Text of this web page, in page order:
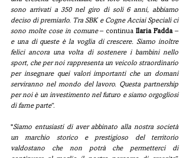
sono arrivati a 350 nel giro di soli 6 anni, abbiamo
deciso di premiarlo. Tra SBK e Cogne Acciai Speciali ci
sono molte cose in comune – continua Ilaria Fadda
e una di queste è la voglia di crescere. Siamo inoltre
felici ancora una volta di sostenere i bambini nello
sport, che per noi rappresenta un veicolo straordinario
per insegnare quei valori importanti che un domani
serviranno nel mondo del lavoro. Questa partnership
per noi è un investimento nel futuro e siamo orgogliosi
di farne parte”.
"Siamo entusiasti di aver abbinato alla nostra società
un marchio storico e prestigioso del territorio
valdostano che non potrà che permetterci di